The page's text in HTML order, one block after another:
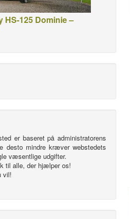
HS-125 Dominie –
er baseret på administratorens
desto mindre kræver webstedets
væsentlige udgifter.
til alle, der hjælper os!
vil!